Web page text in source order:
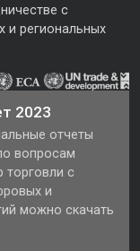
с
и региональных
2023
отчеты
вопросам
с
и
можно скачать